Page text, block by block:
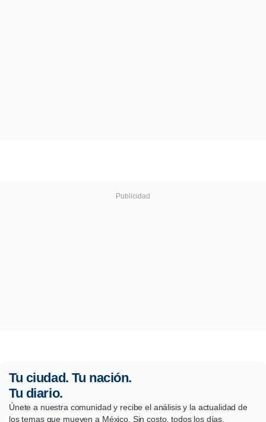
Tu ciudad. Tu nación.
Tu diario.
Únete a nuestra comunidad y recibe el análisis y la actualidad de
los temas que mueven a México. Sin costo, todos los días.